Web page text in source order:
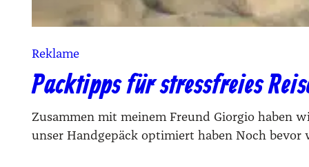
Reklame
Packtipps für stressfreies
Zusam­men mit mei­nem Freund Gior­gio haben
unser Handgepäck optimiert haben Noch